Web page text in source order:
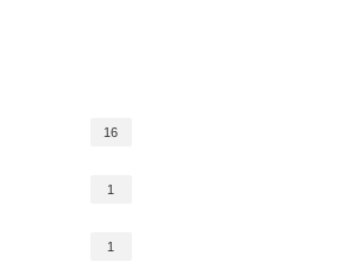
16
1
1